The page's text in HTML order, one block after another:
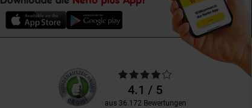
Unsere
Kundenbewertungen
Durchschnittliche
Bewertungen4.1 / 5
aus 36.172 Bewertungen